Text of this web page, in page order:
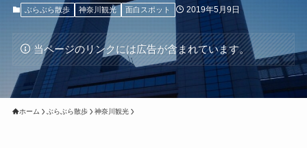
ぶらぶら散歩 神奈川観光 面白スポット 2019年5月9日
当ページのリンクには広告が含まれています。
ホーム ぶらぶら散歩 神奈川観光